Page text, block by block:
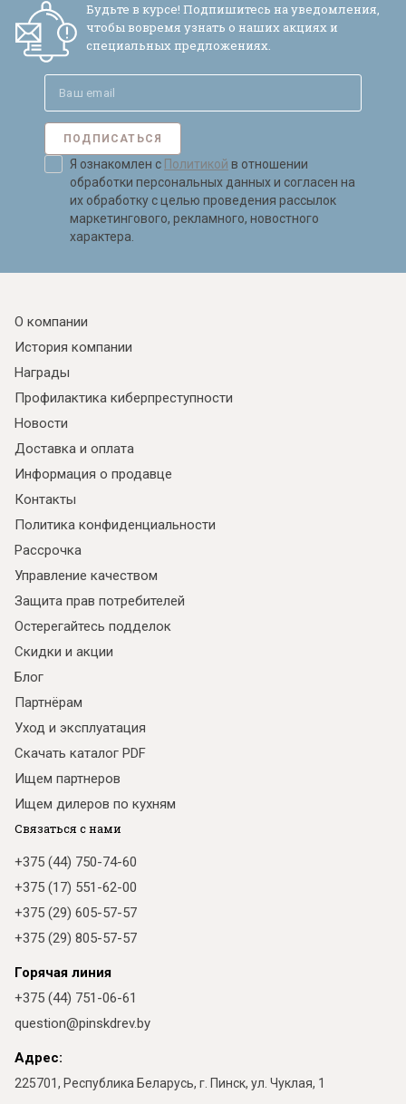
Я ознакомлен с
обработки персональных данных и
согласен на их обработку.
Будьте в курсе! Подпишитесь на уведомления,
чтобы вовремя узнать о наших акциях и
специальных предложениях.
ПОДПИСАТЬСЯ
Я ознакомлен с Политикой в отношении
обработки персональных данных и согласен на
их обработку с целью проведения рассылок
маркетингового, рекламного, новостного
характера.
О компании
История компании
Награды
Профилактика киберпреступности
Новости
Доставка и оплата
Информация о продавце
Контакты
Политика конфиденциальности
Рассрочка
Управление качеством
Защита прав потребителей
Остерегайтесь подделок
Скидки и акции
Блог
Партнёрам
Уход и эксплуатация
Скачать каталог PDF
Ищем партнеров
Ищем дилеров по кухням
Связаться с нами
+375 (44) 750-74-60
+375 (17) 551-62-00
+375 (29) 605-57-57
+375 (29) 805-57-57
Горячая линия
+375 (44) 751-06-61
question@pinskdrev.by
Адрес:
225701, Республика Беларусь, г. Пинск, ул. Чуклая, 1